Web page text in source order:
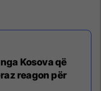
Kosova që
reagon për